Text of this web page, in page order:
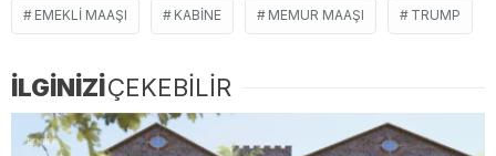
EMEKLI MAAŞI KABINE MEMUR MAAŞI TRUMP
İLGİNİZİÇEKEBİLİR